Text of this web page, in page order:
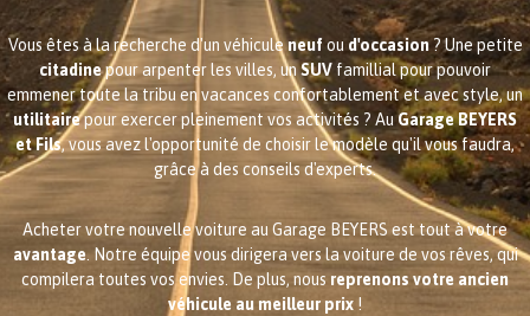
Vous êtes à la recherche d'un véhiculeneufou d'occasion? Une petite
citadinepour arpenter les villes, unSUV famillial pour pouvoir
emmener toute la tribu en vacances confortablement et avec style, un
utilitairepour exercer pleinement vos activités ? AuGarage BEYERS
et Fils, vous avez l'opportunité de choisir le modèle qu'il vous faudra,
grâce à des conseils d'experts.
Acheter votre nouvelle voiture au Garage BEYERS est tout à votre
avantage. Notre équipe vous dirigera vers la voiture de vos rêves, qui
compilera toutes vos envies. De plus, nous reprenons votre ancien
véhicule au meilleur prix !